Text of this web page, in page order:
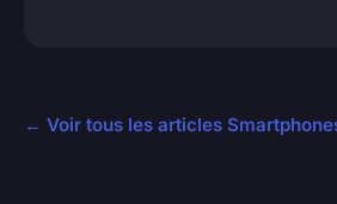
← Voir tous les articles